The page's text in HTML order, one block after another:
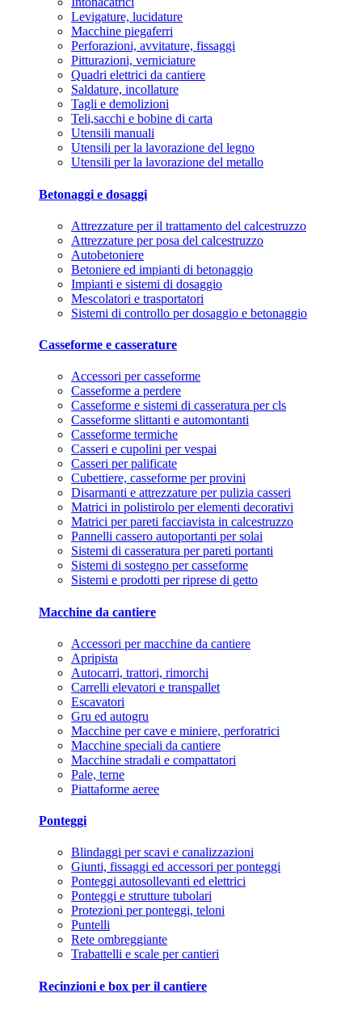
Levigature, lucidature
Macchine piegaferri
Perforazioni, avvitature, fissaggi
Pitturazioni, verniciature
Quadri elettrici da cantiere
Saldature, incollature
Tagli e demolizioni
Teli,sacchi e bobine di carta
Utensili manuali
Utensili per la lavorazione del legno
Utensili per la lavorazione del metallo
Betonaggi e dosaggi
Attrezzature per il trattamento del calcestruzzo
Attrezzature per posa del calcestruzzo
Autobetoniere
Betoniere ed impianti di betonaggio
Impianti e sistemi di dosaggio
Mescolatori e trasportatori
Sistemi di controllo per dosaggio e betonaggio
Casseforme e casserature
Accessori per casseforme
Casseforme a perdere
Casseforme e sistemi di casseratura per cls
Casseforme slittanti e automontanti
Casseforme termiche
Casseri e cupolini per vespai
Casseri per palificate
Cubettiere, casseforme per provini
Disarmanti e attrezzature per pulizia casseri
Matrici in polistirolo per elementi decorativi
Matrici per pareti facciavista in calcestruzzo
Pannelli cassero autoportanti per solai
Sistemi di casseratura per pareti portanti
Sistemi di sostegno per casseforme
Sistemi e prodotti per riprese di getto
Macchine da cantiere
Accessori per macchine da cantiere
Apripista
Autocarri, trattori, rimorchi
Carrelli elevatori e transpallet
Escavatori
Gru ed autogru
Macchine per cave e miniere, perforatrici
Macchine speciali da cantiere
Macchine stradali e compattatori
Pale, terne
Piattaforme aeree
Ponteggi
Blindaggi per scavi e canalizzazioni
Giunti, fissaggi ed accessori per ponteggi
Ponteggi autosollevanti ed elettrici
Ponteggi e strutture tubolari
Protezioni per ponteggi, teloni
Puntelli
Rete ombreggiante
Trabattelli e scale per cantieri
Recinzioni e box per il cantiere